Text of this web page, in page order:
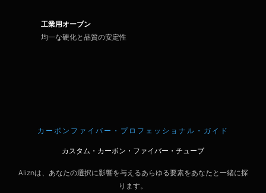
工業用オーブン
均一な硬化と品質の安定性
カーボンファイバー・プロフェッショナル・ガイド
カスタム・カーボン・ファイバー・チューブ
Aliznは、あなたの選択に影響を与えるあらゆる要素をあなたと一緒に探
ります。